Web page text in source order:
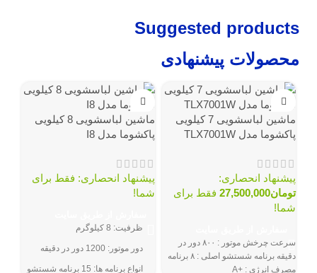
Suggested products
محصولات پیشنهادی
ماشین لباسشویی 7 کیلویی
پاکشوما مدل TLX7001W
پیشنهاد انحصاری:
تومان27,500,000 فقط برای
شما!
سرعت چرخش موتور : ۸۰۰ دور در
دقیقه برنامه شستشو اصلی : ۸ برنامه
مصرف انرژی : +A
ماشین لباسشویی 8 کیلویی
پاکشوما مدل I8
پیشنهاد انحصاری: فقط برای
شما!
ظرفیت: 8 کیلوگرم
دور موتور: 1200 دور در دقیقه
انواع برنامه ها: 15 برنامه شستشو